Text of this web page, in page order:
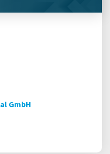
GmbH